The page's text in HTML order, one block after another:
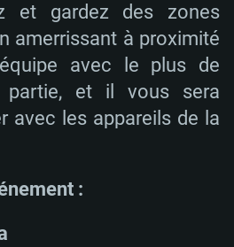
et gardez des zones
amerrissant à proximité
avec le plus de
partie, et il vous sera
avec les appareils de la
: